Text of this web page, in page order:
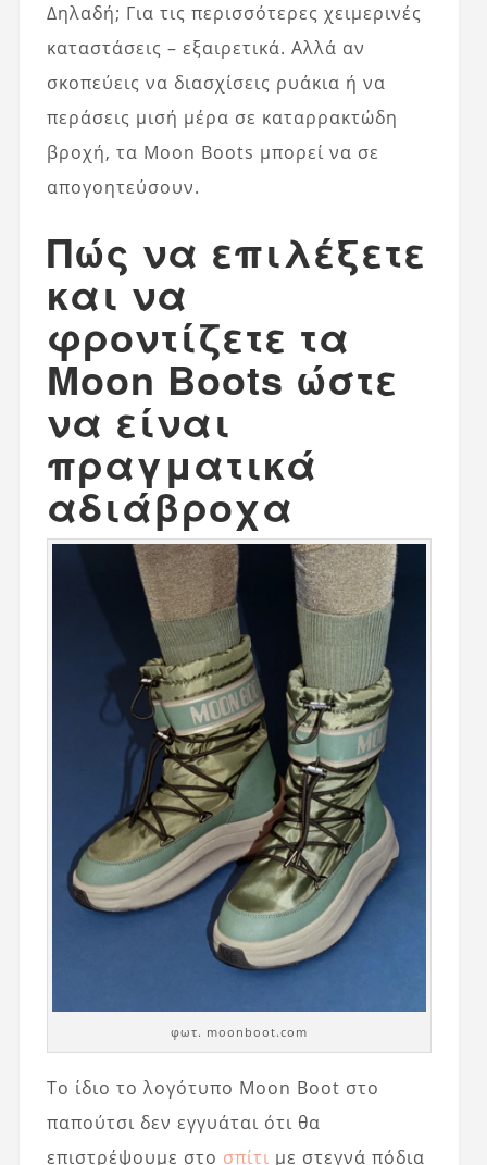
Δηλαδή; Για τις περισσότερες χειμερινές
καταστάσεις – εξαιρετικά. Αλλά αν
σκοπεύεις να διασχίσεις ρυάκια ή να
περάσεις μισή μέρα σε καταρρακτώδη
βροχή, τα Moon Boots μπορεί να σε
απογοητεύσουν.
Πώς να επιλέξετε
και να
φροντίζετε τα
Moon Boots ώστε
να είναι
πραγματικά
αδιάβροχα
φωτ. moonboot.com
Το ίδιο το λογότυπο Moon Boot στο
παπούτσι δεν εγγυάται ότι θα
επιστρέψουμε στο σπίτι με στεγνά πόδια